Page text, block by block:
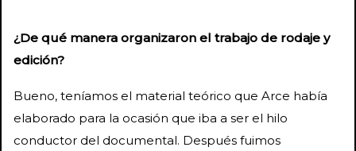
¿De qué manera organizaron el trabajo de rodaje y
edición?
Bueno, teníamos el material teórico que Arce había
elaborado para la ocasión que iba a ser el hilo
conductor del documental. Después fuimos